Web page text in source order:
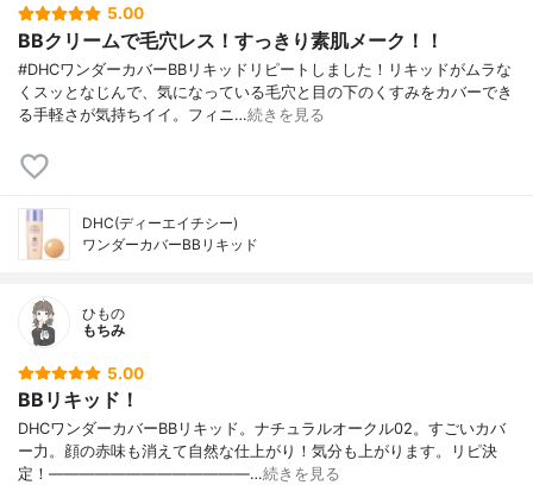
5.00
BBクリームで毛穴レス！すっきり素肌メーク！！
#DHCワンダーカバーBBリキッドリピートしました！リキッドがムラな
くスッとなじんで、気になっている毛穴と目の下のくすみをカバーでき
る手軽さが気持ちイイ。フィニ…続きを見る
DHC(ディーエイチシー)
ワンダーカバーBBリキッド
ひもの
もちみ
5.00
BBリキッド！
DHCワンダーカバーBBリキッド。ナチュラルオークル02。すごいカバ
ー力。顔の赤味も消えて自然な仕上がり！気分も上がります。リピ決
定！—————————————…続きを見る